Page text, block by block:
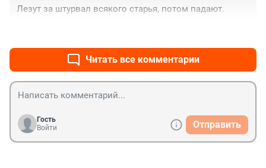
Лезут за штурвал всякого старья, потом падают.
Читать все комментарии
Гость
Войти
Отправить